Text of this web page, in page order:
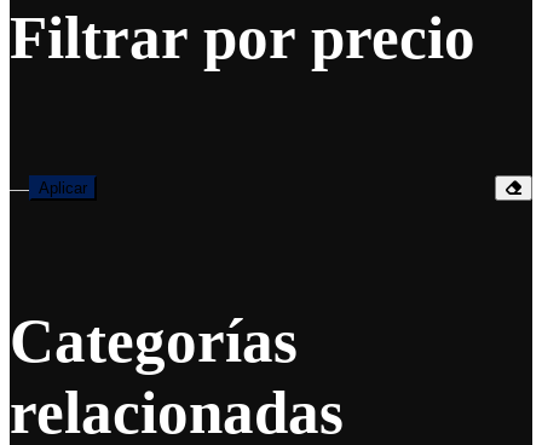
Filtrar por precio
— Aplicar
Categorías
relacionadas